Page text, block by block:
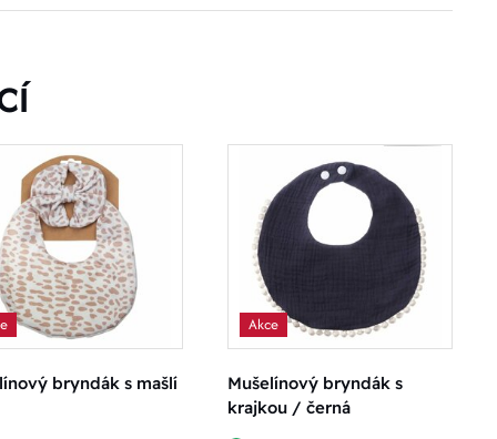
bryndák s mašlí
Akce
Mušelínový bryndák s
krajkou / černá